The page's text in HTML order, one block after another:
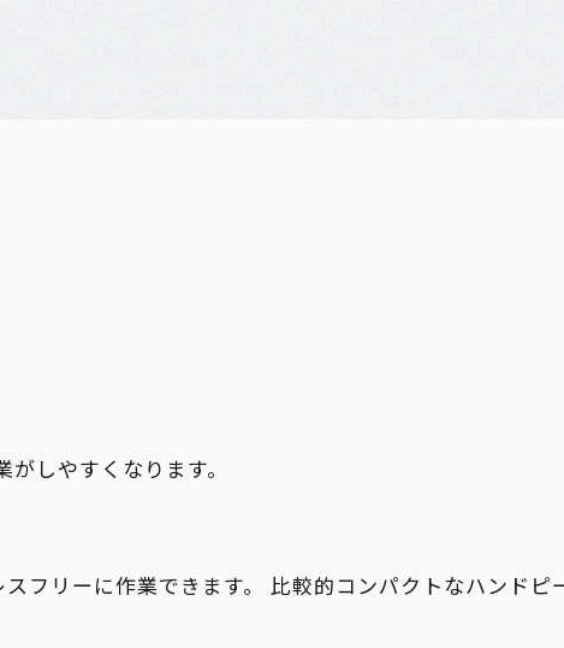
しやすくなります。
フリーに作業できます。 比較的コンパクトなハンドピ